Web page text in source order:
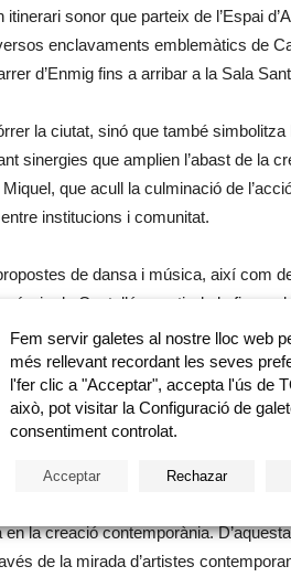
itinerari sonor que parteix de l’Espai
enclavaments emblemàtics de
d’Enmig fins a arribar a la Sala
la ciutat, sinó que també
sinergies que amplien l’abast de la
que acull la culminació de
institucions i comunitat.
de dansa i música, així com
de Castelló a partir de la figura
també artistes que han
quals ha explorat la figura del
Alianza» de Vinaròs, que
mer, La Pantera Imperial,
i la irreverència de Carles
la continuïtat i posada en valor del
la creació contemporània.
de la mirada d’artistes
Fem servir galetes al nostre lloc web
més rellevant recordant les seves
l'fer clic a "Acceptar", accepta l'ús de
això, pot visitar la Configuració de
consentiment controlat.
Acceptar Rechazar